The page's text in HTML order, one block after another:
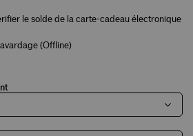
le solde de la carte-cadeau électronique
(Offline)